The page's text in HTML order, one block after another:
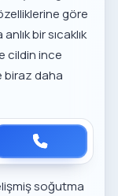
göre
bir sıcaklık
cildin ince
biraz daha
soğutma